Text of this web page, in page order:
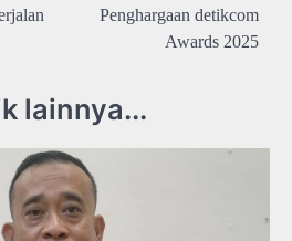
Penghargaan detikcom
Awards 2025
lainnya...